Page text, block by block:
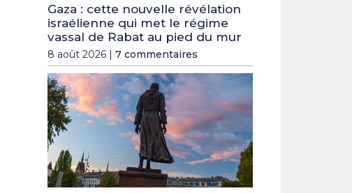
Gaza : cette nouvelle révélation
israélienne qui met le régime
vassal de Rabat au pied du mur
8 août 2026 | 7 commentaires